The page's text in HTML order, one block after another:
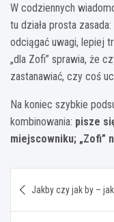
W codziennych
tu działa prosta
odciągać uwagi, lepiej
„dla Zofi” sprawia, że
zastanawiać, czy coś
Na koniec szybkie
kombinowania: pisze
miejscowniku; „Zofi”
wpisu
Jakby czy jak by –